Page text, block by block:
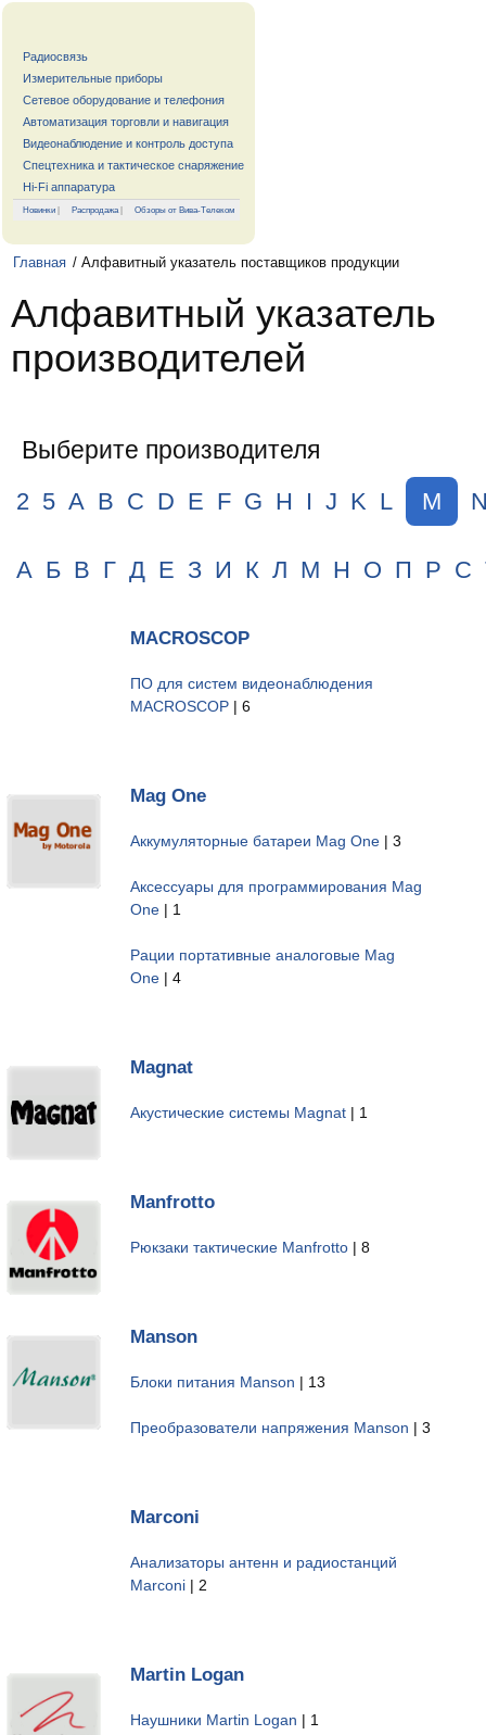
Радиосвязь
Измерительные приборы
Сетевое оборудование и телефония
Автоматизация торговли и навигация
Видеонаблюдение и контроль доступа
Спецтехника и тактическое снаряжение
Hi-Fi аппаратура
Новинки | Распродажа| Обзоры от Вива-Телеком
Главная / Алфавитный указатель поставщиков продукции
Алфавитный указатель
производителей
Выберите производителя
2 5 A B C D E F G H I J K L M
А Б В Г Д Е З И К Л М Н О П Р С
MACROSCOP
ПО для систем видеонаблюдения
MACROSCOP | 6
Mag One
Аккумуляторные батареи Mag One | 3
Аксессуары для программирования Mag
One | 1
Рации портативные аналоговые Mag
One | 4
Magnat
Акустические системы Magnat | 1
Manfrotto
Рюкзаки тактические Manfrotto | 8
Manson
Блоки питания Manson | 13
Преобразователи напряжения Manson | 3
Marconi
Анализаторы антенн и радиостанций
Marconi | 2
Martin Logan
Наушники Martin Logan | 1